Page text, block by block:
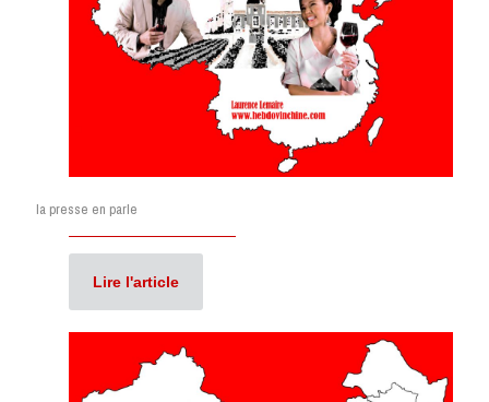
la presse en parle
Lire l'article